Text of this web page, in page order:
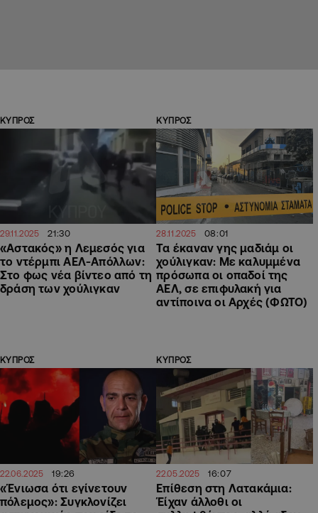
ΚΥΠΡΟΣ
29.11.2025 21:30
«Αστακός» η Λεμεσός για
το ντέρμπι ΑΕΛ-Απόλλων:
Στο φως νέα βίντεο από τη
δράση των χούλιγκαν
ΚΥΠΡΟΣ
28.11.2025 08:01
Τα έκαναν γης μαδιάμ οι
χούλιγκαν: Με καλυμμένα
πρόσωπα οι οπαδοί της
ΑΕΛ, σε επιφυλακή για
αντίποινα οι Αρχές (ΦΩΤΟ)
ΚΥΠΡΟΣ
22.06.2025 19:26
«Ένιωσα ότι εγίνετουν
πόλεμος»: Συγκλονίζει
ΚΥΠΡΟΣ
22.05.2025 16:07
Επίθεση στη Λατακάμια:
Έίχαν άλλοθι οι